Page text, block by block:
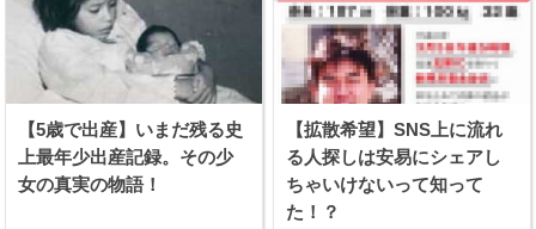
【5歳で出産】いまだ残る史
上最年少出産記録。その少
女の真実の物語！
【拡散希望】SNS上に流れ
る人探しは安易にシェアし
ちゃいけないって知って
た！？